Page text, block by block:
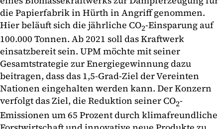
die Papierfabrik in Hürth in Angriff genommen.
Hier beläuft sich die jährliche CO2-Einsparung auf
100.000 Tonnen. Ab 2021 soll das Kraftwerk
einsatzbereit sein. UPM möchte mit seiner
Gesamtstrategie zur Energiegewinnung dazu
beitragen, dass das 1,5-Grad-Ziel der Vereinten
Nationen eingehalten werden kann. Der Konzern
verfolgt das Ziel, die Reduktion seiner CO2-
Emissionen um 65 Prozent durch klimafreundliche